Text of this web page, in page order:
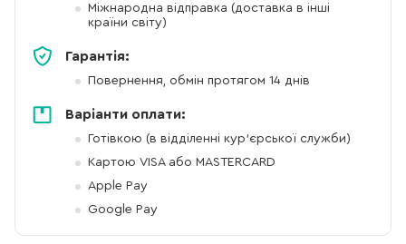
Міжнародна відправка (доставка в інші
країни світу)
Гарантія:
Повернення, обмін протягом 14 днів
Варіанти оплати:
Готівкою (в відділенні кур'єрської служби)
Картою VISA або MASTERCARD
Apple Pay
Google Pay